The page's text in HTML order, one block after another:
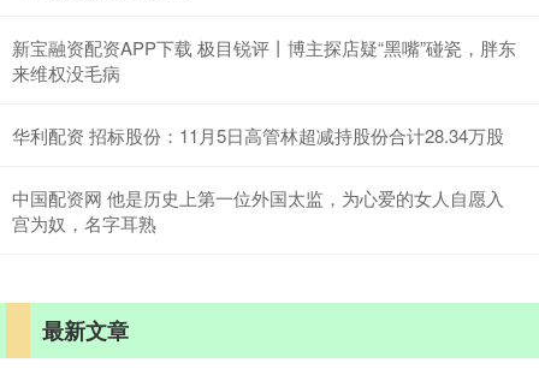
新宝融资配资APP下载 极目锐评丨博主探店疑“黑嘴”碰瓷，胖东
来维权没毛病
华利配资 招标股份：11月5日高管林超减持股份合计28.34万股
中国配资网 他是历史上第一位外国太监，为心爱的女人自愿入
宫为奴，名字耳熟
最新文章